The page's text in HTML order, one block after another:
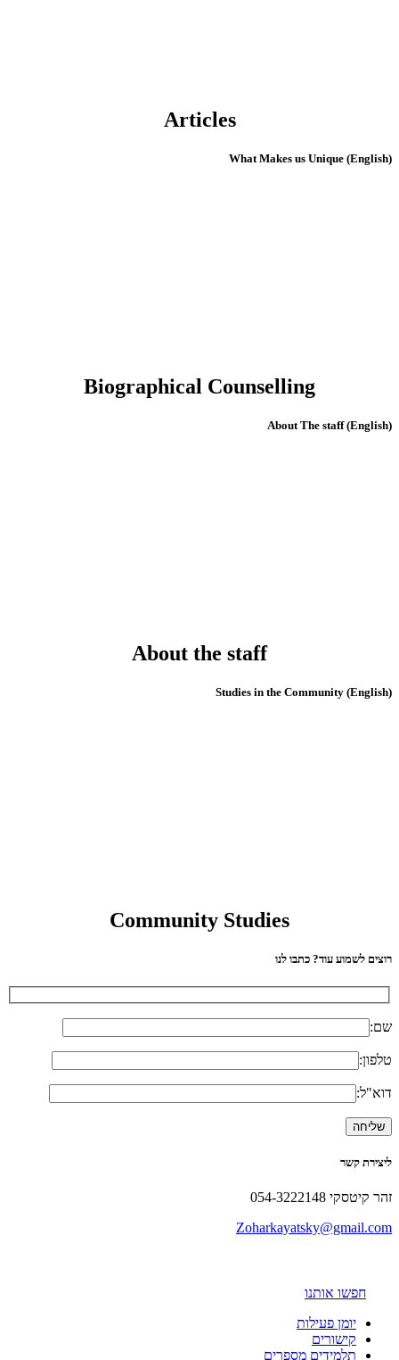
Articles
(English) What Makes us Unique
Biographical Counselling
(English) About The staff
About the staff
(English) Studies in the Community
Community Studies
רוצים לשמוע עוד? כתבו לנו
שם:
טלפון:
דוא"ל:
ליצירת קשר
זהר קיטסקי 054-3222148
Zoharkayatsky@gmail.com
חפשו אותנו
יומן פעילות
קישורים
תלמידים מספרים